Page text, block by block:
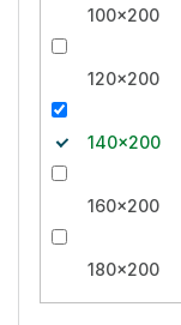
100x200
120x200
140x200
160x200
180x200